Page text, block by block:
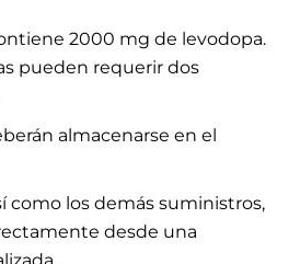
2000 mg de levodopa.
pueden requerir dos
almacenarse en el
como los demás suministros,
desde una